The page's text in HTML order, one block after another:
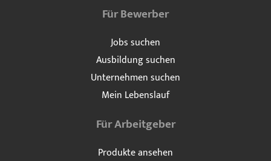
Für Bewerber
Jobs suchen
Ausbildung suchen
Unternehmen suchen
Mein Lebenslauf
Für Arbeitgeber
Produkte ansehen